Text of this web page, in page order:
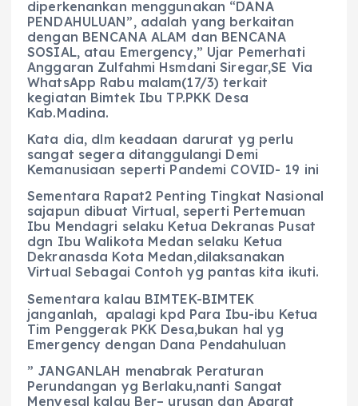
diperkenankan menggunakan “DANA
PENDAHULUAN”, adalah yang berkaitan
dengan BENCANA ALAM dan BENCANA
SOSIAL, atau Emergency,” Ujar Pemerhati
Anggaran Zulfahmi Hsmdani Siregar,SE Via
WhatsApp Rabu malam(17/3) terkait
kegiatan Bimtek Ibu TP.PKK Desa
Kab.Madina.
Kata dia, dlm keadaan darurat yg perlu
sangat segera ditanggulangi Demi
Kemanusiaan seperti Pandemi COVID- 19 ini
Sementara Rapat2 Penting Tingkat Nasional
sajapun dibuat Virtual, seperti Pertemuan
Ibu Mendagri selaku Ketua Dekranas Pusat
dgn Ibu Walikota Medan selaku Ketua
Dekranasda Kota Medan,dilaksanakan
Virtual Sebagai Contoh yg pantas kita ikuti.
Sementara kalau BIMTEK-BIMTEK
janganlah, apalagi kpd Para Ibu-ibu Ketua
Tim Penggerak PKK Desa,bukan hal yg
Emergency dengan Dana Pendahuluan
” JANGANLAH menabrak Peraturan
Perundangan yg Berlaku,nanti Sangat
Menyesal kalau Ber– urusan dgn Aparat